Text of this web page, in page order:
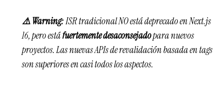
⚠️ Warning:ISR tradicional NO está deprecado en Next.js
16, pero estáfuertemente desaconsejadopara nuevos
proyectos. Las nuevas APIs de revalidación basada en tags
son superiores en casi todos los aspectos.